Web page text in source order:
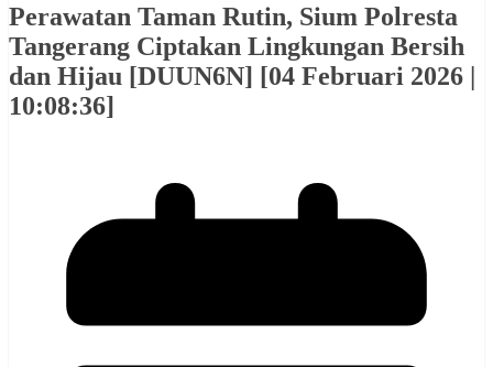
Perawatan Taman Rutin, Sium Polresta
Tangerang Ciptakan Lingkungan Bersih
dan Hijau [DUUN6N] [04 Februari 2026 |
10:08:36]